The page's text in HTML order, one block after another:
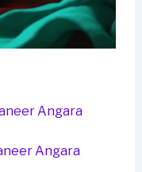
Angara
Angara